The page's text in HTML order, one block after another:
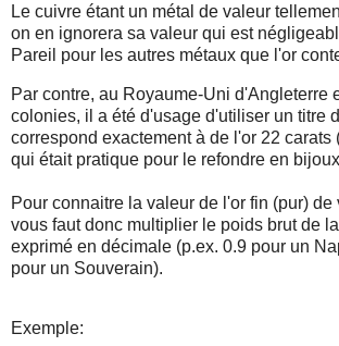
Le cuivre étant un métal de valeur
on en ignorera sa valeur qui est
Pareil pour les autres métaux que l'or
Par contre, au Royaume-Uni d'Angleterre
colonies, il a été d'usage d'utiliser un titre
correspond exactement à de l'or 22 carats
qui était pratique pour le refondre en
Pour connaitre la valeur de l'or fin (pur) de
vous faut donc multiplier le poids brut de
exprimé en décimale (p.ex. 0.9 pour un
pour un Souverain).
Exemple: